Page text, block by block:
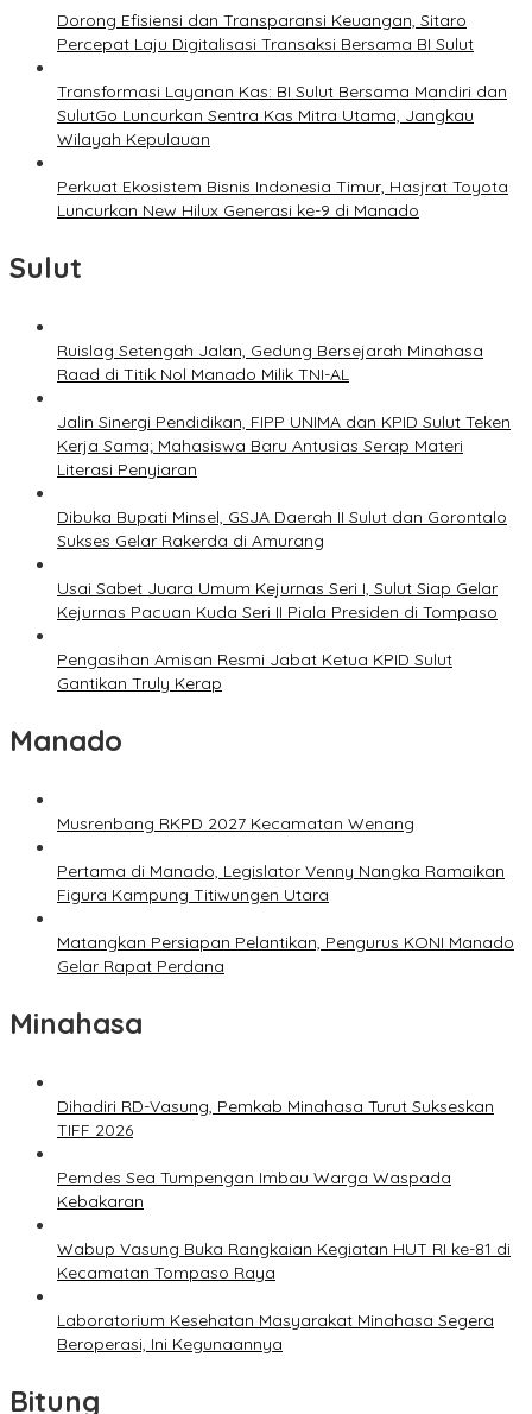
Dorong Efisiensi dan Transparansi Keuangan, Sitaro
Percepat Laju Digitalisasi Transaksi Bersama BI Sulut
Transformasi Layanan Kas: BI Sulut Bersama Mandiri dan
SulutGo Luncurkan Sentra Kas Mitra Utama, Jangkau
Wilayah Kepulauan
Perkuat Ekosistem Bisnis Indonesia Timur, Hasjrat Toyota
Luncurkan New Hilux Generasi ke-9 di Manado
Sulut
Ruislag Setengah Jalan, Gedung Bersejarah Minahasa
Raad di Titik Nol Manado Milik TNI-AL
Jalin Sinergi Pendidikan, FIPP UNIMA dan KPID Sulut Teken
Kerja Sama; Mahasiswa Baru Antusias Serap Materi
Literasi Penyiaran
Dibuka Bupati Minsel, GSJA Daerah II Sulut dan Gorontalo
Sukses Gelar Rakerda di Amurang
Usai Sabet Juara Umum Kejurnas Seri I, Sulut Siap Gelar
Kejurnas Pacuan Kuda Seri II Piala Presiden di Tompaso
Pengasihan Amisan Resmi Jabat Ketua KPID Sulut
Gantikan Truly Kerap
Manado
Musrenbang RKPD 2027 Kecamatan Wenang
Pertama di Manado, Legislator Venny Nangka Ramaikan
Figura Kampung Titiwungen Utara
Matangkan Persiapan Pelantikan, Pengurus KONI Manado
Gelar Rapat Perdana
Minahasa
Dihadiri RD-Vasung, Pemkab Minahasa Turut Sukseskan
TIFF 2026
Pemdes Sea Tumpengan Imbau Warga Waspada
Kebakaran
Wabup Vasung Buka Rangkaian Kegiatan HUT RI ke-81 di
Kecamatan Tompaso Raya
Laboratorium Kesehatan Masyarakat Minahasa Segera
Beroperasi, Ini Kegunaannya
Bitung